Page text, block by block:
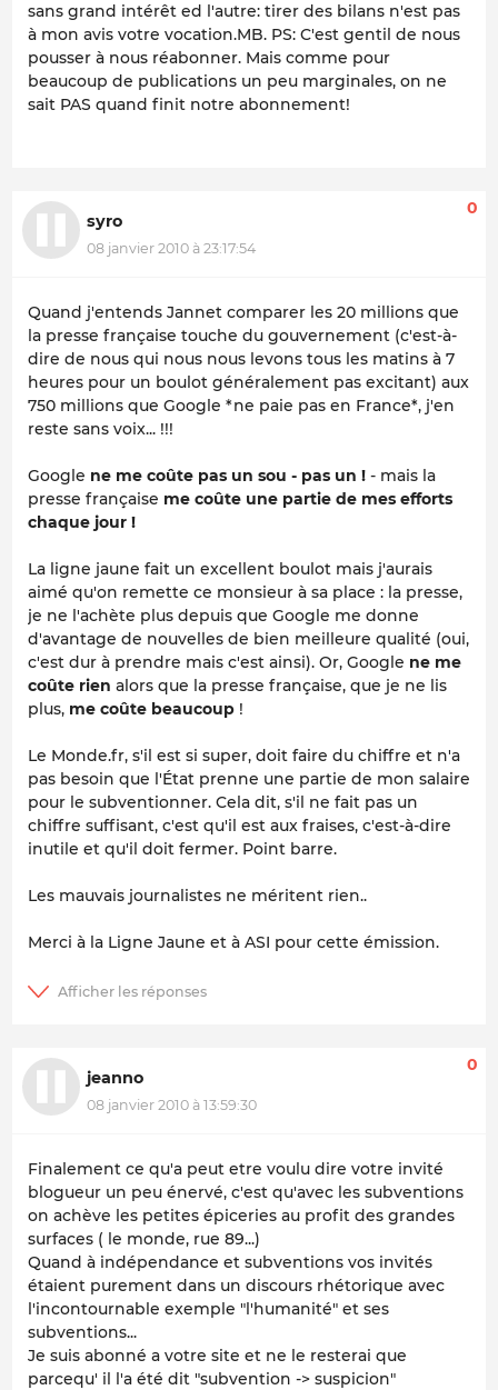
sans grand intérêt ed l'autre: tirer des bilans n'est pas
à mon avis votre vocation.MB. PS: C'est gentil de nous
pousser à nous réabonner. Mais comme pour
beaucoup de publications un peu marginales, on ne
sait PAS quand finit notre abonnement!
syro
08 janvier 2010 à 23:17:54
0
Quand j'entends Jannet comparer les 20 millions que
la presse française touche du gouvernement (c'est-à-
dire de nous qui nous nous levons tous les matins à 7
heures pour un boulot généralement pas excitant) aux
750 millions que Google *ne paie pas en France*, j'en
reste sans voix... !!!
Google ne me coûte pas un sou - pas un ! - mais la
presse française me coûte une partie de mes efforts
chaque jour !
La ligne jaune fait un excellent boulot mais j'aurais
aimé qu'on remette ce monsieur à sa place : la presse,
je ne l'achète plus depuis que Google me donne
d'avantage de nouvelles de bien meilleure qualité (oui,
c'est dur à prendre mais c'est ainsi). Or, Google ne me
coûte rien alors que la presse française, que je ne lis
plus, me coûte beaucoup !
Le Monde.fr, s'il est si super, doit faire du chiffre et n'a
pas besoin que l'État prenne une partie de mon salaire
pour le subventionner. Cela dit, s'il ne fait pas un
chiffre suffisant, c'est qu'il est aux fraises, c'est-à-dire
inutile et qu'il doit fermer. Point barre.
Les mauvais journalistes ne méritent rien..
Merci à la Ligne Jaune et à ASI pour cette émission.
jeanno
08 janvier 2010 à 13:59:30
0
Finalement ce qu'a peut etre voulu dire votre invité
blogueur un peu énervé, c'est qu'avec les subventions
on achève les petites épiceries au profit des grandes
surfaces ( le monde, rue 89...)
Quand à indépendance et subventions vos invités
étaient purement dans un discours rhétorique avec
l'incontournable exemple "l'humanité" et ses
subventions...
Je suis abonné a votre site et ne le resterai que
parcequ' il l'a été dit "subvention -> suspicion"